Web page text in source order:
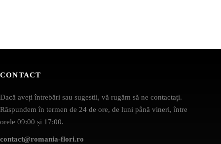
CONTACT
Dacă aveți întrebări sau sugestii, vă rugăm să ne contactați.
Răspundem în termen de 24 de ore, de luni până vineri, între
orele 09:00 și 17:00.
contact@romania-flori.ro